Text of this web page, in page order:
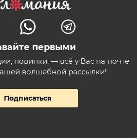
первыми
новинки, — всё у Вас на почте
волшебной рассылки!
Подписаться